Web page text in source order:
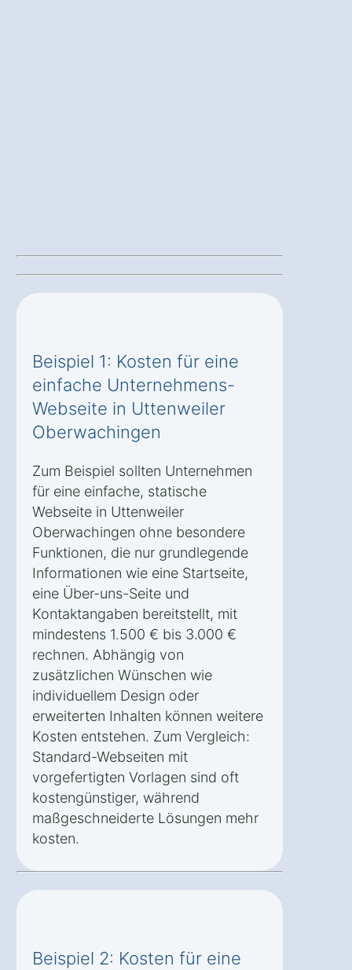
Beispiel 1: Kosten für eine
einfache Unternehmens-
Webseite in Uttenweiler
Oberwachingen
Zum Beispiel sollten Unternehmen
für eine einfache, statische
Webseite in Uttenweiler
Oberwachingen ohne besondere
Funktionen, die nur grundlegende
Informationen wie eine Startseite,
eine Über-uns-Seite und
Kontaktangaben bereitstellt, mit
mindestens 1.500 € bis 3.000 €
rechnen. Abhängig von
zusätzlichen Wünschen wie
individuellem Design oder
erweiterten Inhalten können weitere
Kosten entstehen. Zum Vergleich:
Standard-Webseiten mit
vorgefertigten Vorlagen sind oft
kostengünstiger, während
maßgeschneiderte Lösungen mehr
kosten.
Beispiel 2: Kosten für eine